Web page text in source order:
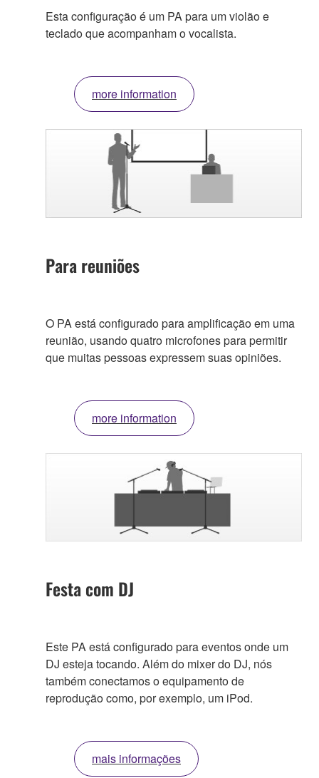
Esta configuração é um PA para um violão e
teclado que acompanham o vocalista.
more information
Para reuniões
O PA está configurado para amplificação em uma
reunião, usando quatro microfones para permitir
que muitas pessoas expressem suas opiniões.
more information
Festa com DJ
Este PA está configurado para eventos onde um
DJ esteja tocando. Além do mixer do DJ, nós
também conectamos o equipamento de
reprodução como, por exemplo, um iPod.
mais informações